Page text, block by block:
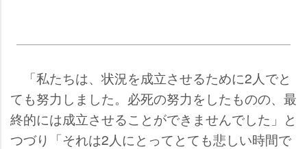
「私たちは、状況を成立させるために2人でと
ても努力しました。必死の努力をしたものの、最
終的には成立させることができませんでした」と
つづり「それは2人にとってとても悲しい時間で